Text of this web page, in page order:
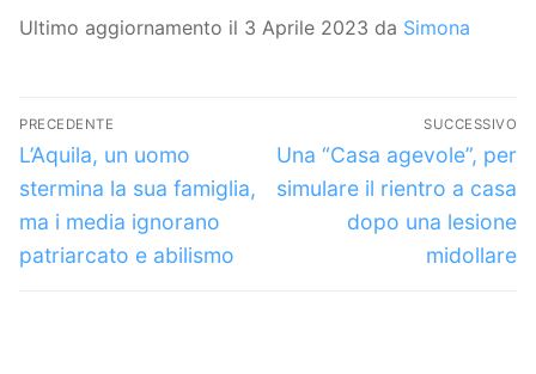
Ultimo aggiornamento il 3 Aprile 2023 da Simona
Navigazione
articoli
PRECEDENTE
Articolo
precedente:
L’Aquila, un uomo
stermina la sua famiglia,
ma i media ignorano
patriarcato e abilismo
SUCCESSIVO
Articolo
successivo:
Una “Casa agevole”, per
simulare il rientro a casa
dopo una lesione
midollare